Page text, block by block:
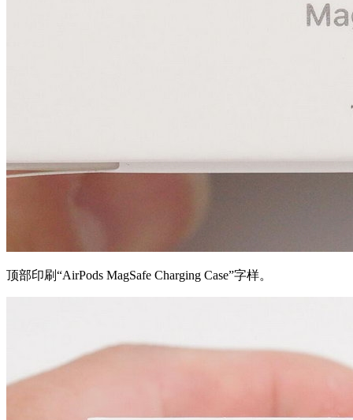
顶部印刷“AirPods MagSafe Charging Case”字样。